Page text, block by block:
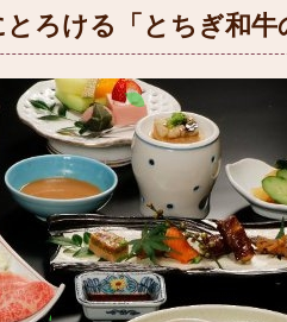
とろける「とちぎ和